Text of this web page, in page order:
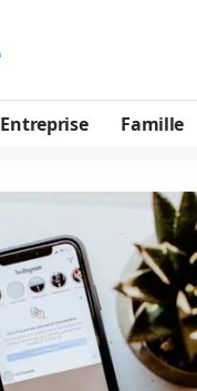
Entreprise Famille